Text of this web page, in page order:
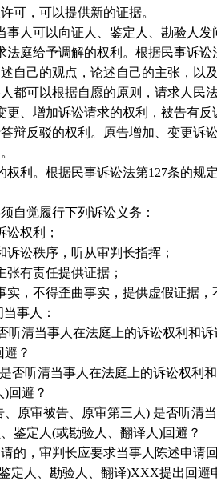
可，可以提供新的证据。
事人可以向证人、鉴定人、勘验人
法庭给予调解的权利。根据民事诉讼
自己的观点，论述自己的主张，以
都可以根据自愿的原则，请求人民
更、增加诉讼请求的权利，被告有
辩反驳的权利。原告增加、变更诉
权利。根据民事诉讼法第127条的规
自觉履行下列诉讼义务：
讼权利；
诉讼秩序，听从审判长指挥；
张有责任提供证据；
实，不得歪曲事实，提供虚假证据
事人：
听清当事人在法庭上的诉讼权利和
避？
是否听清当事人在法庭上的诉讼权利
)回避？
、原审被告、原审第三人 ) 是否听清
鉴定人 (或勘验人、翻译人 )回避？
的，审判长应要求当事人陈述申请
定人、勘验人、翻译)XXX提出回避